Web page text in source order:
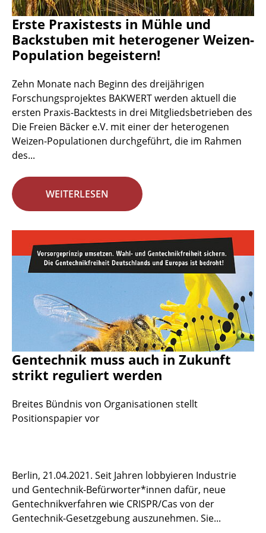
Erste Praxistests in Mühle und
Backstuben mit heterogener Weizen-
Population begeistern!
Zehn Monate nach Beginn des dreijährigen
Forschungsprojektes BAKWERT werden aktuell die
ersten Praxis-Backtests in drei Mitgliedsbetrieben des
Die Freien Bäcker e.V. mit einer der heterogenen
Weizen-Populationen durchgeführt, die im Rahmen
des...
WEITERLESEN
Gentechnik muss auch in Zukunft
strikt reguliert werden
Breites Bündnis von Organisationen stellt
Positionspapier vor
Berlin, 21.04.2021. Seit Jahren lobbyieren Industrie
und Gentechnik-Befürworter*innen dafür, neue
Gentechnikverfahren wie CRISPR/Cas von der
Gentechnik-Gesetzgebung auszunehmen. Sie...